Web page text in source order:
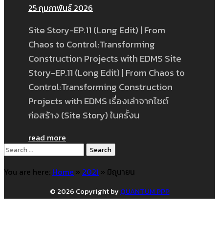
25 กุมภาพันธ์ 2026
Site Story-EP.11 (Long Edit) | From
Chaos to Control:Transforming
Construction Projects with EDMS Site
Story-EP.11 (Long Edit) | From Chaos to
Control:Transforming Construction
Projects with EDMS เรื่องเล่าจากไซต์
ก่อสร้าง (Site Story) ในครั้งน
read more
Search
You are here: Home » 2021 » มิถุนายน
© 2026 Copyright by QUANTUM PPP